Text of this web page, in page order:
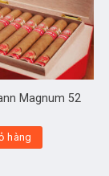
Magnum 52
hàng